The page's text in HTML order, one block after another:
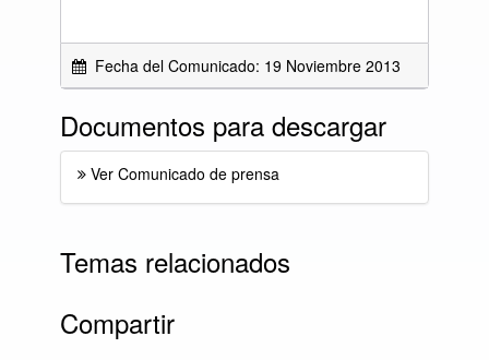
Fecha del Comunicado: 19 Noviembre 2013
Documentos para descargar
Ver Comunicado de prensa
Temas relacionados
Compartir